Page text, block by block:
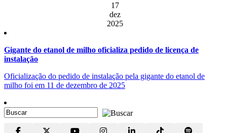
17
dez
2025
Gigante do etanol de milho oficializa pedido de licença de
instalação
Oficialização do pedido de instalação pela gigante do etanol de
milho foi em 11 de dezembro de 2025